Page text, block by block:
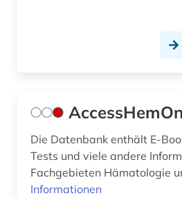
chemikalien (1)
chemische reaktion (1)
Die Datenbank enthält E-
Tests und viele andere
Fachgebieten Hämatologie
Informationen